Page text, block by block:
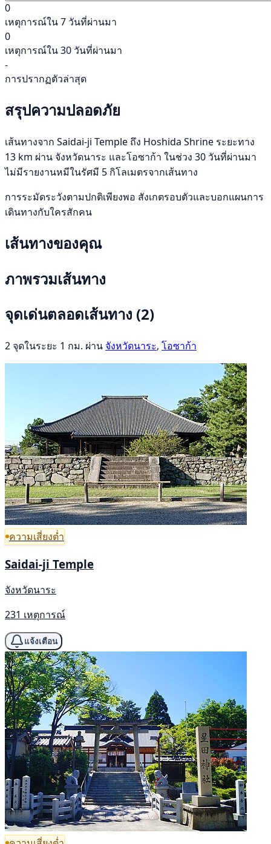
0
เหตุการณ์ใน 7 วันที่ผ่านมา
0
เหตุการณ์ใน 30 วันที่ผ่านมา
-
การปรากฏตัวล่าสุด
สรุปความปลอดภัย
เส้นทางจาก Saidai-ji Temple ถึง Hoshida Shrine ระยะทาง
13 km ผ่าน จังหวัดนาระ และโอซาก้า ในช่วง 30 วันที่ผ่านมา
ไม่มีรายงานหมีในรัศมี 5 กิโลเมตรจากเส้นทาง
การระมัดระวังตามปกติเพียงพอ สังเกตรอบตัวและบอกแผนการ
เดินทางกับใครสักคน
เส้นทางของคุณ
ภาพรวมเส้นทาง
จุดเด่นตลอดเส้นทาง (2)
2 จุดในระยะ 1 กม. ผ่าน จังหวัดนาระ, โอซาก้า
ความเสี่ยงต่ำ
Saidai-ji Temple
จังหวัดนาระ
231 เหตุการณ์
แจ้งเตือน